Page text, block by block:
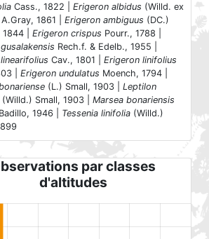
Cass., 1822 | Erigeron albidus (Willd. ex
1861 | Erigeron ambiguus (DC.)
| Erigeron crispus Pourr., 1788 |
Rech.f. & Edelb., 1955 |
Cav., 1801 | Erigeron linifolius
| Erigeron undulatus Moench, 1794 |
(L.) Small, 1903 | Leptilon
(Willd.) Small, 1903 | Marsea bonariensis
1946 | Tessenia linifolia (Willd.)
par classes
d'altitudes